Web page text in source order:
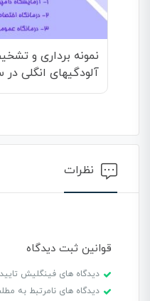
نمونه برداری و
آلودگیهای انگلی
نظرات
قوانین ثبت دیدگاه
دیدگاه های فینگلیش
دیدگاه های نامرتبط به